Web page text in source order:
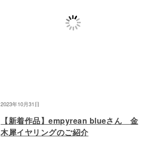
2023年10月31日
【新着作品】empyrean blueさん 金
木犀イヤリングのご紹介